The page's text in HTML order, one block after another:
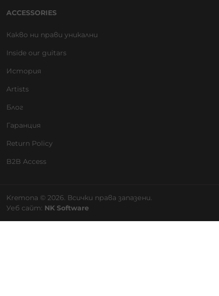
ACCESSORIES
Какво ни прави уникални
Inside our guitars
История
Artists
Блог
Гаранция
Return Policy
B2B Access
Kremona © 2026. Всички права запазени.
Уеб сайт: NK Software